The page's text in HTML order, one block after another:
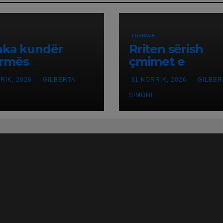
kundër
banorët
në protestë.
2026 GILBERTA
LUSHNJË
Rriten sërish
çmimet e
karburanteve
pikat e
karburanteve në
Lushnjë.
shtrenjtojnë
31 KORRIK, 2026
SIMONI